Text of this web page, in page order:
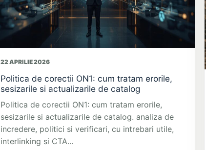
22 APRILIE 2026
Politica de corectii ON1: cum tratam erorile,
sesizarile si actualizarile de catalog
Politica de corectii ON1: cum tratam erorile,
sesizarile si actualizarile de catalog. analiza de
incredere, politici si verificari, cu intrebari utile,
interlinking si CTA...